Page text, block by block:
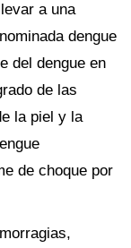
a una
dengue
del dengue en
de las
la piel y la
de choque por